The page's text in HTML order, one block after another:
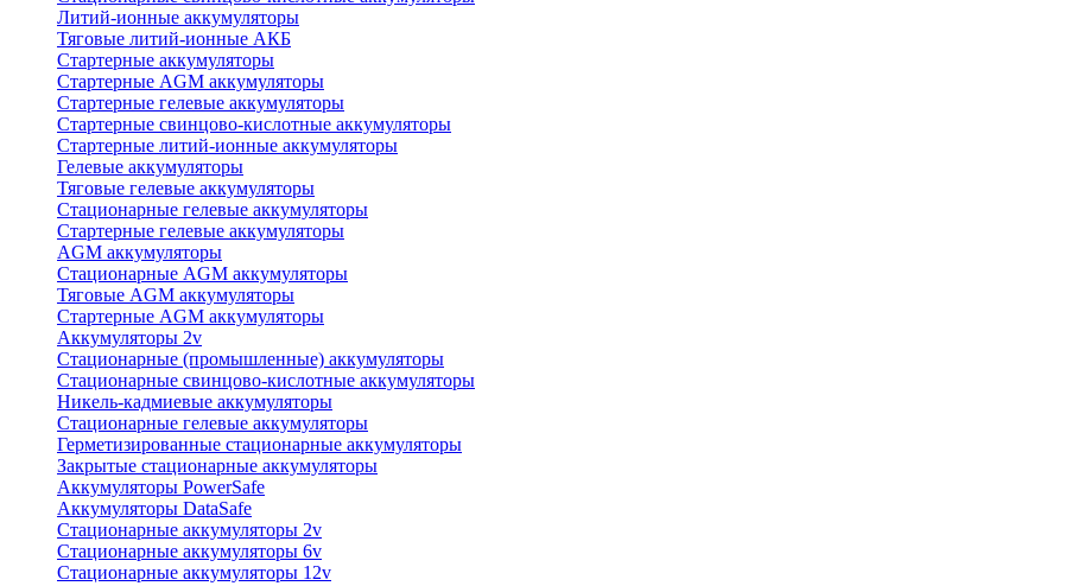
Литий-ионные аккумуляторы
Тяговые литий-ионные АКБ
Стартерные аккумуляторы
Стартерные AGM аккумуляторы
Стартерные гелевые аккумуляторы
Стартерные свинцово-кислотные аккумуляторы
Стартерные литий-ионные аккумуляторы
Гелевые аккумуляторы
Тяговые гелевые аккумуляторы
Стационарные гелевые аккумуляторы
Стартерные гелевые аккумуляторы
AGM аккумуляторы
Стационарные AGM аккумуляторы
Тяговые AGM аккумуляторы
Стартерные AGM аккумуляторы
Аккумуляторы 2v
Стационарные (промышленные) аккумуляторы
Стационарные свинцово-кислотные аккумуляторы
Никель-кадмиевые аккумуляторы
Стационарные гелевые аккумуляторы
Герметизированные стационарные аккумуляторы
Закрытые стационарные аккумуляторы
Аккумуляторы PowerSafe
Аккумуляторы DataSafe
Стационарные аккумуляторы 2v
Стационарные аккумуляторы 6v
Стационарные аккумуляторы 12v